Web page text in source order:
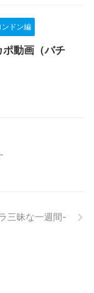
ンドン編
動画（バチ
三昧な一週間-